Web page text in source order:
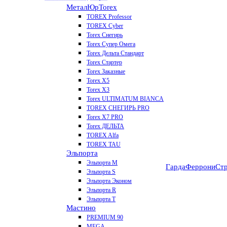
МеталЮрTorex
TOREX Professor
TOREX Cyber
Torex Снегирь
Torex Супер Омега
Torex Дельта Стандарт
Torex Стартер
Torex Заказные
Torex Х5
Torex Х3
Torex ULTIMATUM BIANCA
TOREX СНЕГИРЬ PRO
Torex X7 PRO
Torex ДЕЛЬТА
TOREX Alfa
TOREX TAU
Эльпорта
Эльпорта M
Эльпорта S
Эльпорта Эконом
Эльпорта R
Эльпорта Т
Мастино
PREMIUM 90
ГардаФеррони